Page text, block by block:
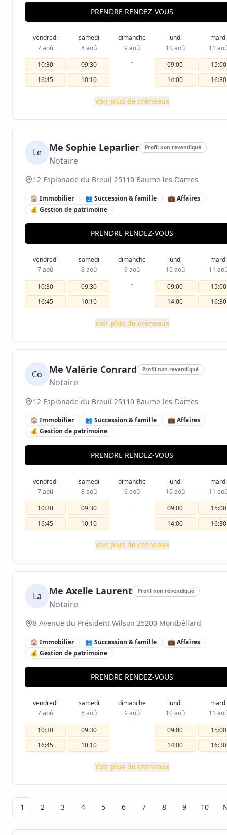
PRENDRE RENDEZ-VOUS
vendredi
7 aoû
10:30
16:45
samedi
8 aoû
09:30
10:10
dimanche
9 aoû
-
lundi
10 aoû
09:00
14:00
mardi
11
15:00
16:30
Voir plus de créneaux
Le Me Sophie Leparlier Profil non revendiqué
Notaire
12 Esplanade du Breuil 25110 Baume-les-Dames
🏠 Immobilier 👥 Succession & famille
💼 Affaires
💰 Gestion de patrimoine
PRENDRE RENDEZ-VOUS
vendredi
7 aoû
10:30
16:45
samedi
8 aoû
09:30
10:10
dimanche
9 aoû
-
lundi
10 aoû
09:00
14:00
mardi
11
15:00
16:30
Voir plus de créneaux
Co Me Valérie Conrard Profil non revendiqué
Notaire
12 Esplanade du Breuil 25110 Baume-les-Dames
🏠 Immobilier 👥 Succession & famille
💼 Affaires
💰 Gestion de patrimoine
PRENDRE RENDEZ-VOUS
vendredi
7 aoû
10:30
16:45
samedi
8 aoû
09:30
10:10
dimanche
9 aoû
-
lundi
10 aoû
09:00
14:00
mardi
11
15:00
16:30
Voir plus de créneaux
La Me Axelle Laurent Profil non revendiqué
Notaire
8 Avenue du Président Wilson 25200 Montbéliard
🏠 Immobilier 👥 Succession & famille
💼 Affaires
💰 Gestion de patrimoine
PRENDRE RENDEZ-VOUS
vendredi
7 aoû
10:30
16:45
samedi
8 aoû
09:30
10:10
dimanche
9 aoû
-
lundi
10 aoû
09:00
14:00
mardi
11
15:00
16:30
Voir plus de créneaux
1 2 3 4 5 6 7 8 9 10